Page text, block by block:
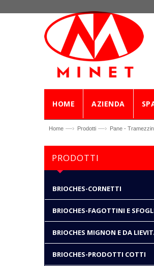
HOME AZIENDA
Home —› Prodotti —› Pane -
PRODOTTI
BRIOCHES-CORNETTI
BRIOCHES-FAGOTTINI E
BRIOCHES MIGNON E DA
BRIOCHES-PRODOTTI COTTI